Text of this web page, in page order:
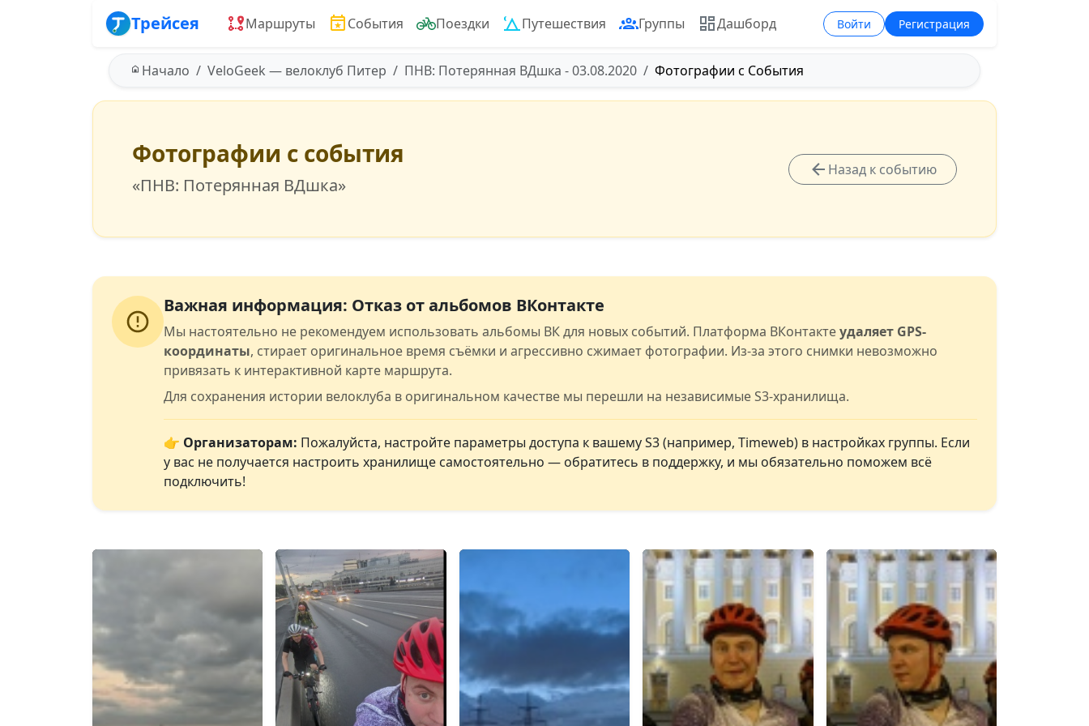
Трейсея Маршруты События Поездки Путешествия Группы Дашборд Войти Регистрация
Начало VeloGeek — велоклуб Питер ПНВ: Потерянная ВДшка - 03.08.2020 Фотографии с События
Фотографии с события
«ПНВ: Потерянная ВДшка»
Назад к событию
Важная информация: Отказ от альбомов ВКонтакте
Мы настоятельно не рекомендуем использовать альбомы ВК для новых событий. Платформа ВКонтактеудаляет GPS-
координаты, стирает оригинальное время съёмки и агрессивно сжимает фотографии. Из-за этого снимки невозможно
привязать к интерактивной карте маршрута.
Для сохранения истории велоклуба в оригинальном качестве мы перешли на независимые S3-хранилища.
👉 Организаторам: Пожалуйста, настройте параметры доступа к вашему S3 (например, Timeweb) в настройках группы. Если
у вас не получается настроить хранилище самостоятельно — обратитесь в поддержку, и мы обязательно поможем всё
подключить!